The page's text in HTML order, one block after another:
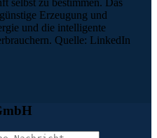
Erzeugung und
und die intelligente
Quelle: LinkedIn